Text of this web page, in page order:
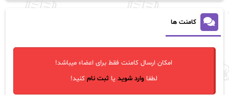
کامنت ها
امکان ارسال کامنت فقط برای اعضاء میباشد!
لطفاوارد شوید یاثبت نام کنید!